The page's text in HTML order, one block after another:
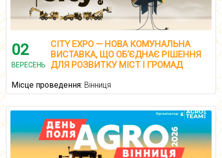
02
ВЕРЕСЕНЬ
CITY EXPO — НОВА КОМУНАЛЬНА
ВИСТАВКА, ЩО ОБ’ЄДНАЄ РІШЕННЯ
ДЛЯ РОЗВИТКУ МІСТ І ГРОМАД
Місце проведення: Вінниця